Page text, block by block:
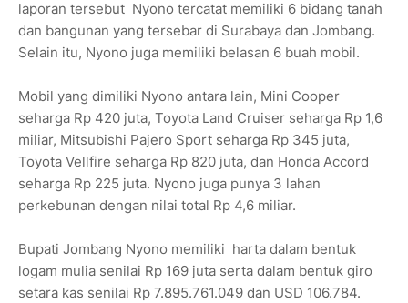
laporan tersebut Nyono tercatat memiliki 6 bidang tanah
dan bangunan yang tersebar di Surabaya dan Jombang.
Selain itu, Nyono juga memiliki belasan 6 buah mobil.
Mobil yang dimiliki Nyono antara lain, Mini Cooper
seharga Rp 420 juta, Toyota Land Cruiser seharga Rp 1,6
miliar, Mitsubishi Pajero Sport seharga Rp 345 juta,
Toyota Vellfire seharga Rp 820 juta, dan Honda Accord
seharga Rp 225 juta. Nyono juga punya 3 lahan
perkebunan dengan nilai total Rp 4,6 miliar.
Bupati Jombang Nyono memiliki harta dalam bentuk
logam mulia senilai Rp 169 juta serta dalam bentuk giro
setara kas senilai Rp 7.895.761.049 dan USD 106.784.